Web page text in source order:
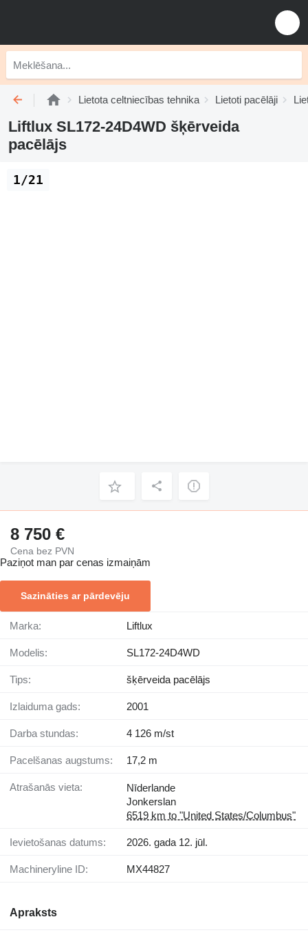
Lietota celtniecības tehnika Lietoti pacēlāji
Liftlux SL172-24D4WD šķērveida
pacēlājs
1/21
8 750 €
Cena bez PVN
Paziņot man par cenas izmaiņām
Sazināties ar pārdevēju
Marka: Liftlux
Modelis: SL172-24D4WD
Tips: šķērveida pacēlājs
Izlaiduma gads: 2001
Darba stundas: 4 126 m/st
Pacelšanas augstums: 17,2 m
Atrašanās vieta:
Nīderlande
Jonkerslan
6519 km to "United States/Columbus"
Ievietošanas datums: 2026. gada 12. jūl.
Machineryline ID: MX44827
Apraksts